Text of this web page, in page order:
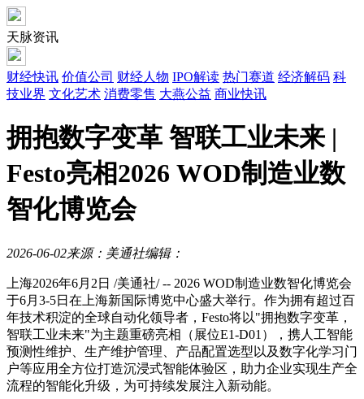
天脉资讯
财经快讯 价值公司 财经人物 IPO解读 热门赛道 经济解码 科
技业界 文化艺术 消费零售 大燕公益 商业快讯
拥抱数字变革 智联工业未来 |
Festo亮相2026 WOD制造业数
智化博览会
2026-06-02来源：美通社编辑：
上海2026年6月2日 /美通社/ -- 2026 WOD制造业数智化博览会
于6月3-5日在上海新国际博览中心盛大举行。作为拥有超过百
年技术积淀的全球自动化领导者，Festo将以"拥抱数字变革，
智联工业未来"为主题重磅亮相（展位E1-D01），携人工智能
预测性维护、生产维护管理、产品配置选型以及数字化学习门
户等应用全方位打造沉浸式智能体验区，助力企业实现生产全
流程的智能化升级，为可持续发展注入新动能。